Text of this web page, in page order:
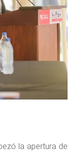
la apertura de